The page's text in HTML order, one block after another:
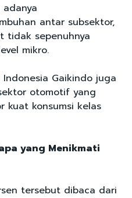
adanya
antar subsektor,
tidak sepenuhnya
mikro.
Gaikindo juga
otomotif yang
kuat konsumsi kelas
yang Menikmati
tersebut dibaca dari